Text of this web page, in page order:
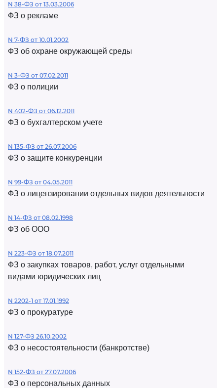
N 38-ФЗ от 13.03.2006
ФЗ о рекламе
N 7-ФЗ от 10.01.2002
ФЗ об охране окружающей среды
N 3-ФЗ от 07.02.2011
ФЗ о полиции
N 402-ФЗ от 06.12.2011
ФЗ о бухгалтерском учете
N 135-ФЗ от 26.07.2006
ФЗ о защите конкуренции
N 99-ФЗ от 04.05.2011
ФЗ о лицензировании отдельных видов деятельности
N 14-ФЗ от 08.02.1998
ФЗ об ООО
N 223-ФЗ от 18.07.2011
ФЗ о закупках товаров, работ, услуг отдельными
видами юридических лиц
N 2202-1 от 17.01.1992
ФЗ о прокуратуре
N 127-ФЗ 26.10.2002
ФЗ о несостоятельности (банкротстве)
N 152-ФЗ от 27.07.2006
ФЗ о персональных данных